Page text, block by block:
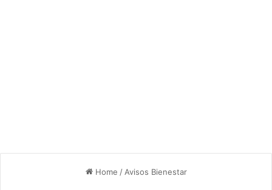
Home / Avisos Bienestar